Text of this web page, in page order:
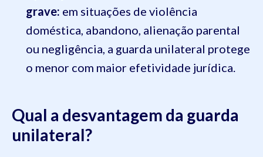
grave: em situações de violência
doméstica, abandono, alienação parental
ou negligência, a guarda unilateral protege
o menor com maior efetividade jurídica.
Qual a desvantagem da guarda
unilateral?